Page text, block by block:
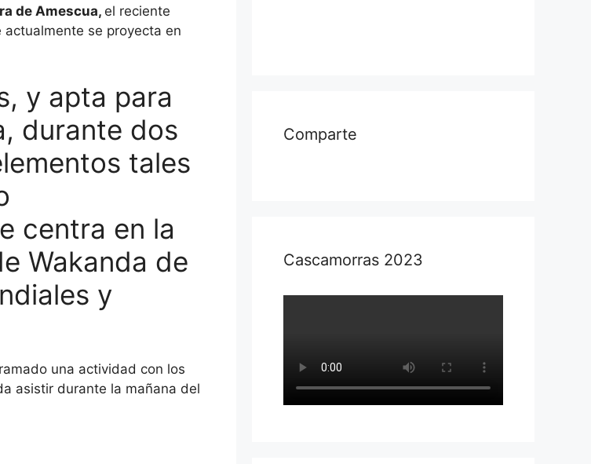
de Amescua, el reciente
actualmente se proyecta en
y apta para
durante dos
tales
centra en la
Wakanda de
y
una actividad con los
asistir durante la mañana del
Comparte
Cascamorras 2023